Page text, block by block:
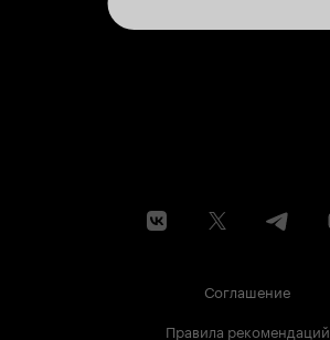
Соглашение
Правила рекомендаций